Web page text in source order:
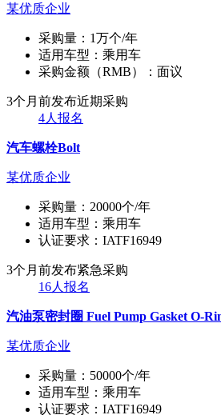
某优质企业
采购量： 1万个/年
适用车型： 乘用车
采购金额（RMB）： 面议
3个月前发布近期采购
4人报名
汽车螺栓Bolt
某优质企业
采购量： 20000个/年
适用车型： 乘用车
认证要求： IATF16949
3个月前发布紧急采购
16人报名
汽油泵密封圈 Fuel Pump Gasket O-
某优质企业
采购量： 50000个/年
适用车型： 乘用车
认证要求： IATF16949